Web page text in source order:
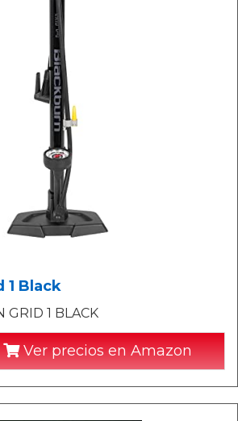
1 Black
GRID 1 BLACK
Ver precios en Amazon